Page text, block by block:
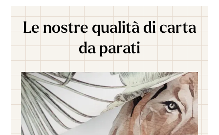
Le nostre qualità di carta
da parati